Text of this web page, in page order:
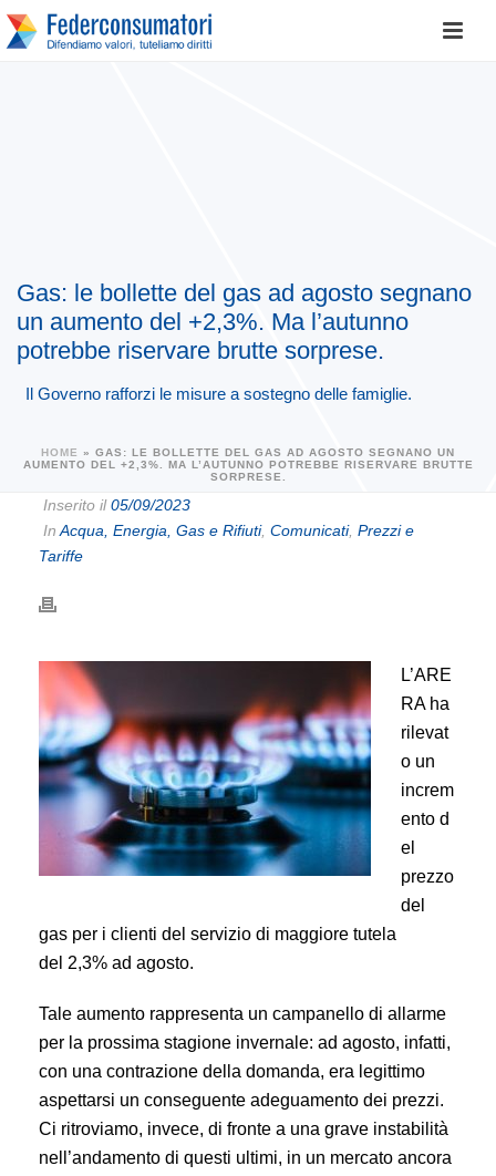
Gas: le bollette del gas ad agosto segnano
un aumento del +2,3%. Ma l’autunno
potrebbe riservare brutte sorprese.
Il Governo rafforzi le misure a sostegno delle famiglie.
HOME » GAS: LE BOLLETTE DEL GAS AD AGOSTO SEGNANO UN
AUMENTO DEL +2,3%. MA L’AUTUNNO POTREBBE RISERVARE BRUTTE
SORPRESE.
Inserito il05/09/2023
In Acqua, Energia, Gas e Rifiuti, Comunicati, Prezzi e
Tariffe
L’ARE
RA ha
rilevat
o un
increm
ento d
el
prezzo
del
gas per i clienti del servizio di maggiore tutela
del 2,3% ad agosto.
Tale aumento rappresenta un campanello di allarme
per la prossima stagione invernale: ad agosto, infatti,
con una contrazione della domanda, era legittimo
aspettarsi un conseguente adeguamento dei prezzi.
Ci ritroviamo, invece, di fronte a una grave instabilità
nell’andamento di questi ultimi, in un mercato ancora